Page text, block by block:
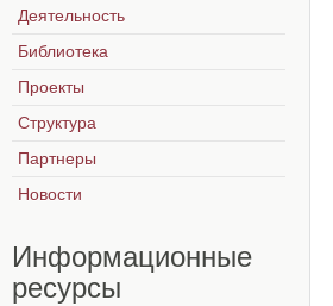
Деятельность
Библиотека
Проекты
Структура
Партнеры
Новости
Информационные
ресурсы